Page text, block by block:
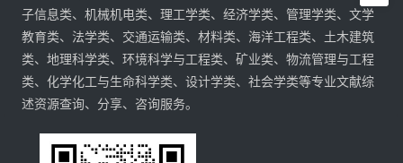
子信息类、机械机电类、理工学类、经济学类、管理学类、文学
教育类、法学类、交通运输类、材料类、海洋工程类、土木建筑
类、地理科学类、环境科学与工程类、矿业类、物流管理与工程
类、化学化工与生命科学类、设计学类、社会学类等专业文献综
述资源查询、分享、咨询服务。